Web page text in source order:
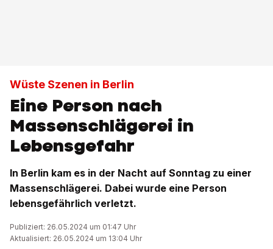
Wüste Szenen in Berlin
Eine Person nach
Massenschlägerei in
Lebensgefahr
In Berlin kam es in der Nacht auf Sonntag zu einer
Massenschlägerei. Dabei wurde eine Person
lebensgefährlich verletzt.
Publiziert: 26.05.2024 um 01:47 Uhr
Aktualisiert: 26.05.2024 um 13:04 Uhr